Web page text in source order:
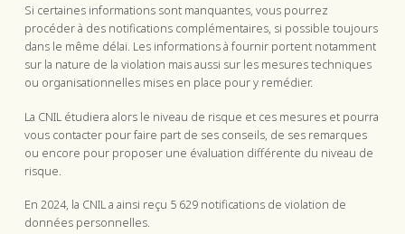
Si certaines informations sont manquantes, vous pourrez
procéder à des notifications complémentaires, si possible toujours
dans le même délai. Les informations à fournir portent notamment
sur la nature de la violation mais aussi sur les mesures techniques
ou organisationnelles mises en place pour y remédier.
La CNIL étudiera alors le niveau de risque et ces mesures et pourra
vous contacter pour faire part de ses conseils, de ses remarques
ou encore pour proposer une évaluation différente du niveau de
risque.
En 2024, la CNIL a ainsi reçu 5 629 notifications de violation de
données personnelles.